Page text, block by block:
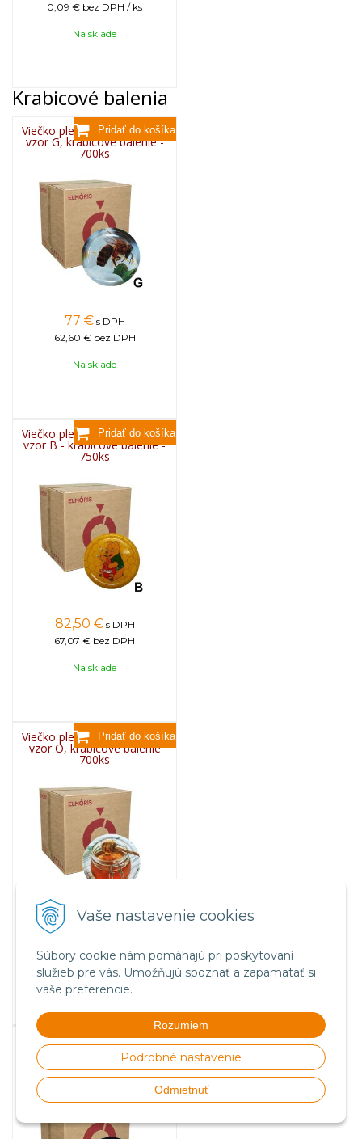
Vaše nastavenie cookies
Súbory cookie nám pomáhajú pri poskytovaní
služieb pre vás. Umožňujú spoznať a zapamätať si
vaše preferencie.
Rozumiem
Podrobné nastavenie
Odmietnuť
0,09 € bez DPH / ks
Na sklade
Krabicové balenia
Viečko plechové TWIST 82 -
vzor G, krabicové balenie -
700ks
77 € s DPH
62,60 € bez DPH
Na sklade
Viečko plechové TWIST 82 -
vzor B - krabicové balenie -
750ks
82,50 € s DPH
67,07 € bez DPH
Na sklade
Viečko plechové TWIST 82 -
vzor O, krabicové balenie
700ks
77
Na sklade
Viečko plechové TWIST 82 -
vzor ND25, krabicové balenie